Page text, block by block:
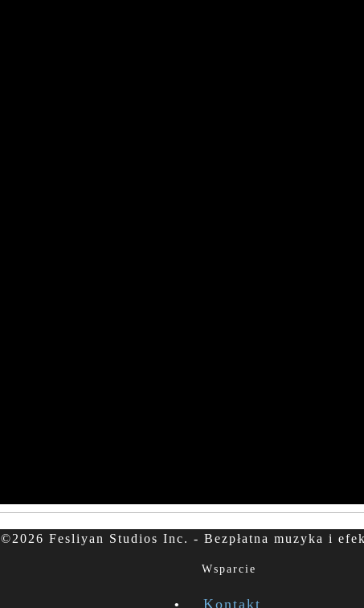
©2026 Fesliyan Studios Inc. - Bezpłatna muzyka i
Wsparcie
Kontakt